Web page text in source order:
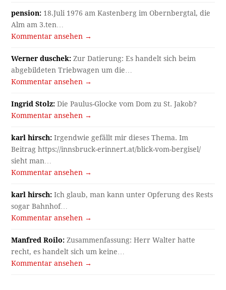
pension: 18.Juli 1976 am Kastenberg im Obernbergtal, die
Alm am 3.ten…
Kommentar ansehen →
Werner duschek: Zur Datierung: Es handelt sich beim
abgebildeten Triebwagen um die…
Kommentar ansehen →
Ingrid Stolz: Die Paulus-Glocke vom Dom zu St. Jakob?
Kommentar ansehen →
karl hirsch: Irgendwie gefällt mir dieses Thema. Im
Beitrag https://innsbruck-erinnert.at/blick-vom-bergisel/
sieht man…
Kommentar ansehen →
karl hirsch: Ich glaub, man kann unter Opferung des Rests
sogar Bahnhof…
Kommentar ansehen →
Manfred Roilo: Zusammenfassung: Herr Walter hatte
recht, es handelt sich um keine…
Kommentar ansehen →